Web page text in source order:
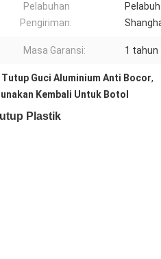
Pelabuhan
Pengiriman:
Masa Garansi: 1 tahun
Tutup Guci Aluminium Anti Bocor,
Kembali Untuk Botol
Plastik